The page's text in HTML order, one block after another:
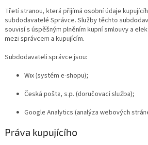
Třetí stranou, která přijímá osobní údaje
subdodavatelé Správce. Služby těchto
souvisí s úspěšným plněním kupní smlouvy a
mezi správcem a kupujícím.
Subdodavateli správce jsou:
Wix (systém e-shopu);
Česká pošta, s.p. (doručovací služba);
Google Analytics (analýza webových
Práva kupujícího